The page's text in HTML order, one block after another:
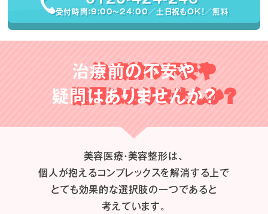
受付時間：9:00〜24:00／土日祝もOK！／無料
治療前の不安や
疑問はありませんか？
美容医療・美容整形は、
個人が抱えるコンプレックスを解消する上で
とても効果的な選択肢の一つであると
考えています。